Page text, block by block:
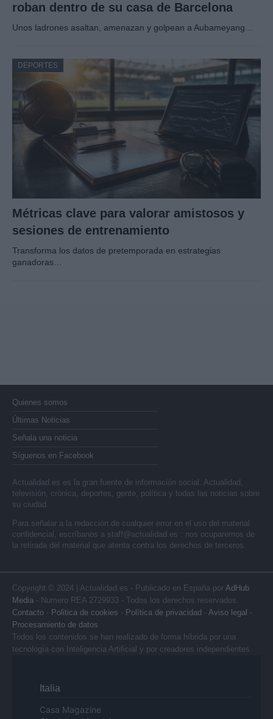
roban dentro de su casa de Barcelona
Unos ladrones asaltan, amenazan y golpean a Aubameyang…
DEPORTES
Métricas clave para valorar amistosos y
sesiones de entrenamiento
Transforma los datos de pretemporada en estrategias
ganadoras…
Quienes somos
Últimas Noticias
Señala una noticia
Síguenos en Facebook
Actualidad.es es la gran fuente de información social. Actualidad,
televisión, crónica, deportes, gente, política y todas las noticias sobre
su ciudad.
Para señalar a la redacción de cualquier error en el uso del material
confidencial, escríbanos a staff@actualidad.es : nos ocuparemos de
la retirada del material que atenta contra los derechos de terceros.
Copyright © 2024 | Actualidad.es - Publicado en España por AdHub
Media - Numero REA 2729933 - Todos los derechos reservados.
Contacto - Politica de cookies - Política de privacidad - Aviso legal -
Procesamiento de datos
Todos los contenidos se han realizado de forma híbrida por una
tecnología con Inteligencia Artificial y por creadores independientes
Italia
Casa Magazine